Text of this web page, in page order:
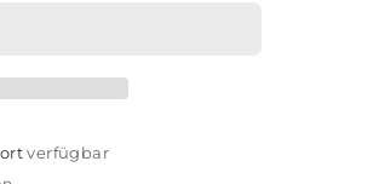
verfügbar